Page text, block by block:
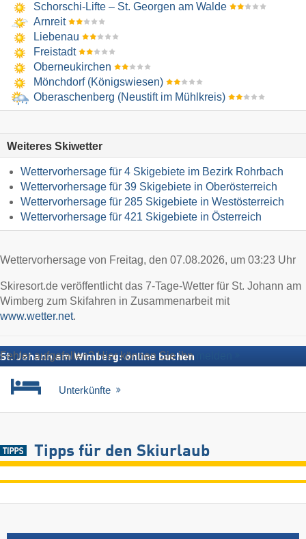
Schorschi-Lifte – St. Georgen am Walde
Arnreit
Liebenau
Freistadt
Oberneukirchen
Mönchdorf (Königswiesen)
Oberaschenberg (Neustift im Mühlkreis)
Weiteres Skiwetter
Wettervorhersage für 4 Skigebiete im Bezirk Rohrbach
Wettervorhersage für 39 Skigebiete in Oberösterreich
Wettervorhersage für 285 Skigebiete in Westösterreich
Wettervorhersage für 421 Skigebiete in Österreich
Wettervorhersage von Freitag, den 07.08.2026, um 03:23 Uhr
Skiresort.de veröffentlicht das 7-Tage-Wetter für St. Johann am
Wimberg zum Skifahren in Zusammenarbeit mit
www.wetter.net.
Fehler aufgefallen? Hier können Sie ihn
St. Johann am Wimberg: online buchen
Unterkünfte
Tipps für den Skiurlaub